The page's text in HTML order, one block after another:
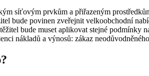
síťovým prvkům a přiřazeným
bude povinen zveřejnit velkoobchodní
bude muset aplikovat stejné podmínky
nákladů a výnosů: zákaz